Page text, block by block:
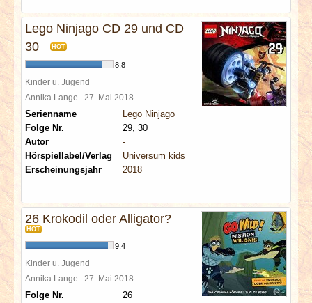
Lego Ninjago CD 29 und CD
30
HOT
8,8
Kinder u. Jugend
Annika Lange 27. Mai 2018
Serienname
Lego Ninjago
Folge Nr.
29, 30
Autor
-
Hörspiellabel/Verlag
Universum kids
Erscheinungsjahr
2018
26 Krokodil oder Alligator?
HOT
9,4
Kinder u. Jugend
Annika Lange 27. Mai 2018
Folge Nr.
26